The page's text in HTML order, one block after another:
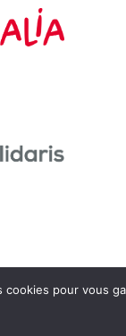
cookies pour vous